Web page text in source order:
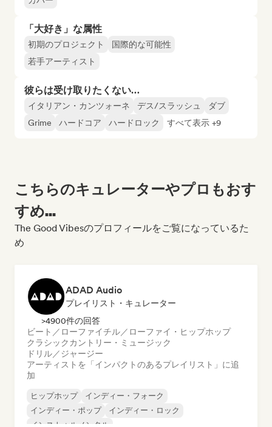
「大好き」な属性
初期のプロジェクト
国際的な可能性
若手アーティスト
彼らは受け取りたくない…
イタリアン・カンツォーネ デス/スラッシュ
ダブ
Grime
ハードコア ハードロック すべて表示 +9
こちらのキュレーターやプロもおす
すめ...
The Good Vibesのプロフィールをご覧になっているた
め
ADAD Audio
プレイリスト・キュレーター
>4900件の回答
ビート／ローファイチル／ローファイ・ヒップホップ
クラシック カントリー・ミュージック
ドリル／ジャージー
アーティストを「インパクトのあるプレイリスト」に追
加
ヒップホップ
インディー・フォーク
インディー・ポップ
インディー・ロック
インストゥルメンタル